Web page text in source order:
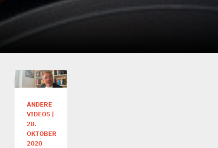
ANDERE
VIDEOS |
28.
OKTOBER
2020